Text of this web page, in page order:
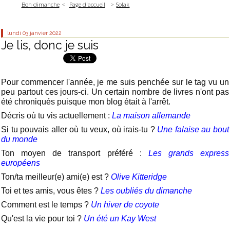
Bon dimanche Page d'accueil Solak
lundi 03 janvier 2022
Je lis, donc je suis
Pour commencer l'année, je me suis penchée sur le tag vu un
peu partout ces jours-ci. Un certain nombre de livres n'ont pas
été chroniqués puisque mon blog était à l'arrêt.
Décris où tu vis actuellement : La maison allemande
Si tu pouvais aller où tu veux, où irais-tu ? Une falaise au bout
du monde
Ton moyen de transport préféré : Les grands express
européens
Ton/ta meilleur(e) ami(e) est ? Olive Kitteridge
Toi et tes amis, vous êtes ? Les oubliés du dimanche
Comment est le temps ? Un hiver de coyote
Qu'est la vie pour toi ? Un été un Kay West